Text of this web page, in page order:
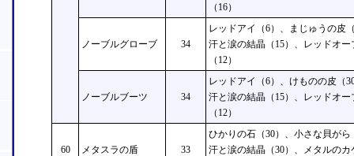
（16）
ノーブルグローブ 34
レッドアイ（6）、まじゅうの皮
汗と涙の結晶（15）、レッドオ
（12）
ノーブルブーツ 34
レッドアイ（6）、けものの皮（
汗と涙の結晶（15）、レッドオ
（12）
60 メタスラの盾 33
ひかりの石（30）、小さな貝がら
汗と涙の結晶（30）、メタルの